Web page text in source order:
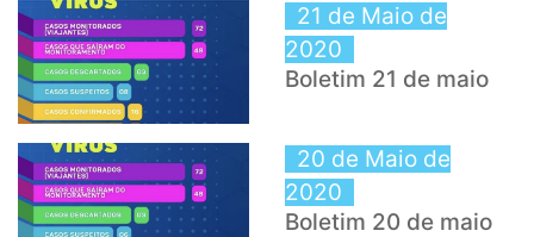
21 de Maio de
2020
Boletim 21 de maio
20 de Maio de
2020
Boletim 20 de maio